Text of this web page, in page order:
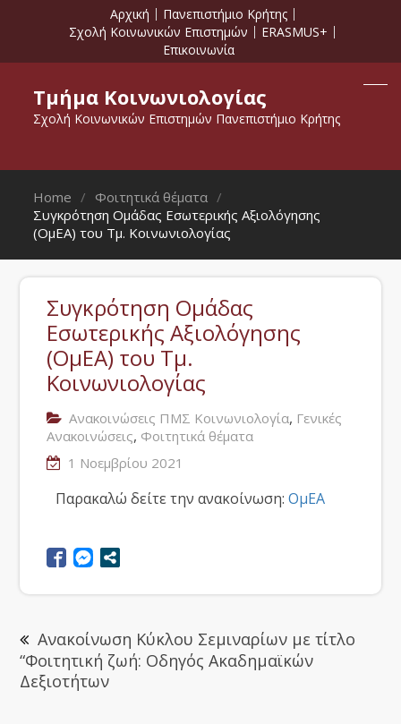
Αρχική
Πανεπιστήμιο Κρήτης
Σχολή Κοινωνικών Επιστημών
ERASMUS+
Επικοινωνία
Τμήμα Κοινωνιολογίας
Σχολή Κοινωνικών Επιστημών Πανεπιστήμιο Κρήτης
Home
Φοιτητικά θέματα
Συγκρότηση Ομάδας Εσωτερικής Αξιολόγησης
(ΟμΕΑ) του Τμ. Κοινωνιολογίας
Συγκρότηση Ομάδας
Εσωτερικής Αξιολόγησης
(ΟμΕΑ) του Τμ.
Κοινωνιολογίας
Ανακοινώσεις ΠΜΣ Κοινωνιολογία, Γενικές
Ανακοινώσεις, Φοιτητικά θέματα
1 Νοεμβρίου 2021
Παρακαλώ δείτε την ανακοίνωση:ΟμΕΑ
Ανακοίνωση Κύκλου Σεμιναρίων με τίτλο
“Φοιτητική ζωή: Οδηγός Ακαδημαϊκών
Δεξιοτήτων